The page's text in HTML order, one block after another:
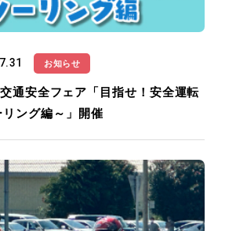
お知らせ
通安全フェア「目指せ！安全運転
ング編～」開催